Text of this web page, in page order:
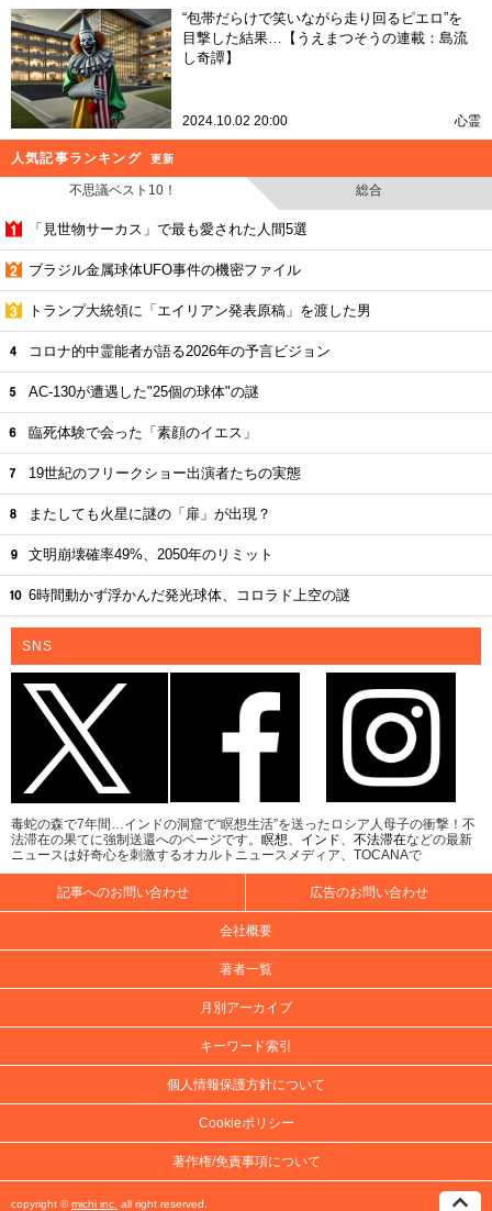
“包帯だらけで笑いながら走り回るピエロ”を
目撃した結果…【うえまつそうの連載：島流
し奇譚】
2024.10.02 20:00 心霊
人気記事ランキング 更新
不思議ベスト10！ 総合
「見世物サーカス」で最も愛された人間5選
ブラジル金属球体UFO事件の機密ファイル
トランプ大統領に「エイリアン発表原稿」を渡した男
コロナ的中霊能者が語る2026年の予言ビジョン
AC-130が遭遇した"25個の球体"の謎
臨死体験で会った「素顔のイエス」
19世紀のフリークショー出演者たちの実態
またしても火星に謎の「扉」が出現？
文明崩壊確率49%、2050年のリミット
6時間動かず浮かんだ発光球体、コロラド上空の謎
SNS
毒蛇の森で7年間…インドの洞窟で“瞑想生活”を送ったロシア人母子の衝撃！不
法滞在の果てに強制送還へのページです。 瞑想、 インド、 不法滞在などの最新
ニュースは好奇心を刺激するオカルトニュースメディア、TOCANAで
記事へのお問い合わせ 広告のお問い合わせ
会社概要
著者一覧
月別アーカイブ
キーワード索引
個人情報保護方針について
Cookieポリシー
著作権/免責事項について
copyright ©michi inc. all right reserved.